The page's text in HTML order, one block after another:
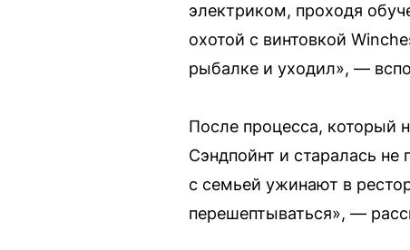
электриком, проходя
охотой с винтовкой
рыбалке и уходил», —
После процесса, который
Сэндпойнт и старалась не
с семьей ужинают в
перешептываться», —